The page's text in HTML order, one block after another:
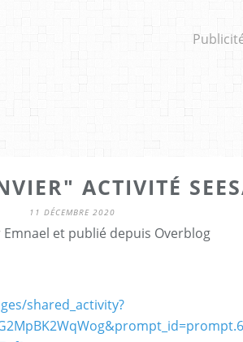
ACTIVITÉ
11 DÉCEMBRE 2020
Emnael et publié depuis Overblog
shared_activity?